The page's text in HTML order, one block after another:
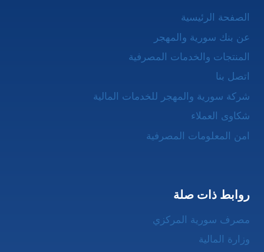
الصفحة الرئيسية
عن بنك سورية والمهجر
المنتجات والخدمات المصرفية
اتصل بنا
شركة سورية والمهجر للخدمات المالية
شكاوى العملاء
امن المعلومات المصرفية
روابط ذات صلة
مصرف سورية المركزي
وزارة المالية